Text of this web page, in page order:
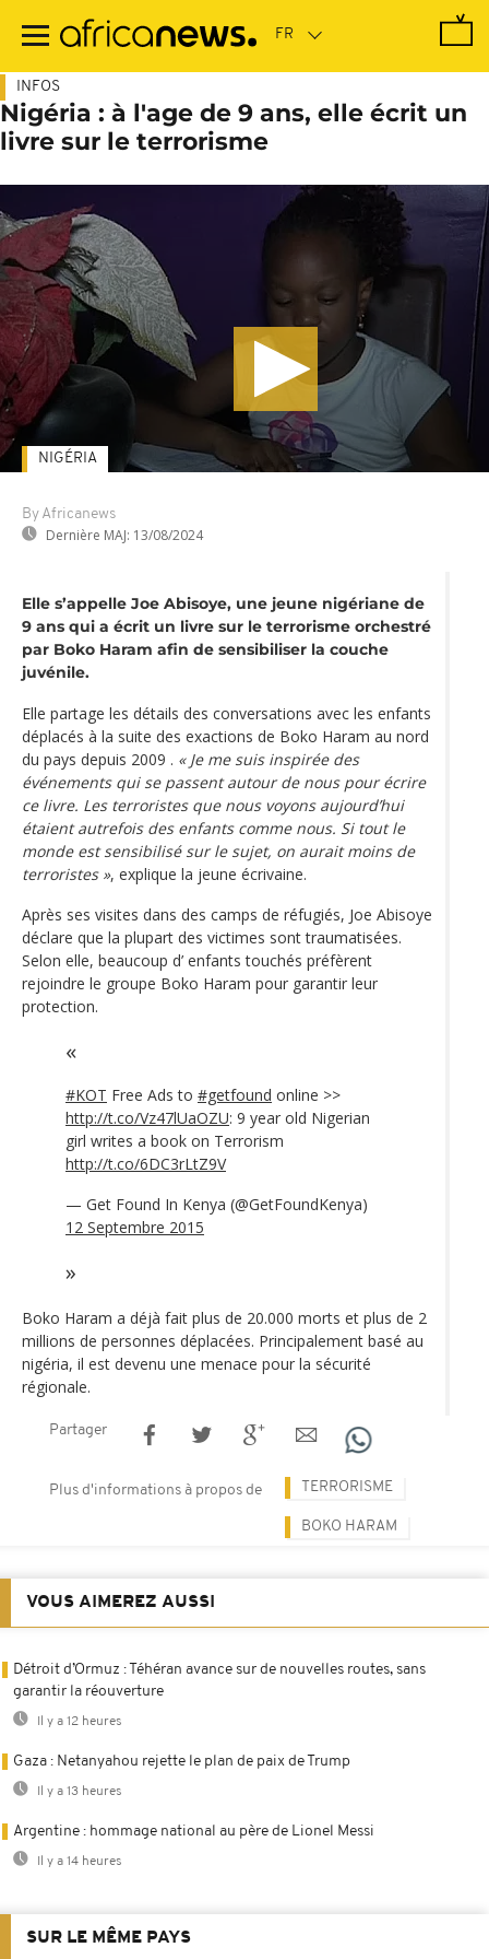
contenu
INFOS
Nigéria : à l'age de 9 ans, elle écrit un
livre sur le terrorisme
By Africanews
Dernière MAJ: 13/08/2024
NIGÉRIA
Elle s’appelle Joe Abisoye, une jeune nigériane de
9 ans qui a écrit un livre sur le terrorisme orchestré
par Boko Haram afin de sensibiliser la couche
juvénile.
Elle partage les détails des conversations avec les enfants
déplacés à la suite des exactions de Boko Haram au nord
du pays depuis 2009 . « Je me suis inspirée des
événements qui se passent autour de nous pour écrire
ce livre. Les terroristes que nous voyons aujourd’hui
étaient autrefois des enfants comme nous. Si tout le
monde est sensibilisé sur le sujet, on aurait moins de
terroristes », explique la jeune écrivaine.
Après ses visites dans des camps de réfugiés, Joe Abisoye
déclare que la plupart des victimes sont traumatisées.
Selon elle, beaucoup d’ enfants touchés préfèrent
rejoindre le groupe Boko Haram pour garantir leur
protection.
#KOT Free Ads to #getfound online >>
http://t.co/Vz47lUaOZU: 9 year old Nigerian
girl writes a book on Terrorism
http://t.co/6DC3rLtZ9V
— Get Found In Kenya (@GetFoundKenya)
12 Septembre 2015
Boko Haram a déjà fait plus de 20.000 morts et plus de 2
millions de personnes déplacées. Principalement basé au
nigéria, il est devenu une menace pour la sécurité
régionale.
Partager
Plus d'informations à propos de TERRORISME
BOKO HARAM
VOUS AIMEREZ AUSSI
Détroit d’Ormuz : Téhéran avance sur de nouvelles routes, sans
garantir la réouverture
Il y a 12 heures
Gaza : Netanyahou rejette le plan de paix de Trump
Il y a 13 heures
Argentine : hommage national au père de Lionel Messi
Il y a 14 heures
SUR LE MÊME PAYS